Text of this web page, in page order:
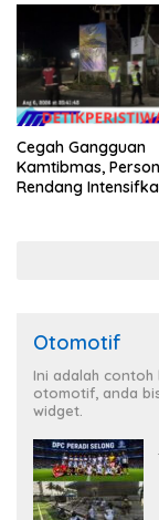
Merah Putih
Cegah Gangguan
Kamtibmas,
Rendang
Otomotif
Ini adalah
otomotif, anda
widget.